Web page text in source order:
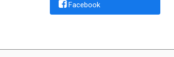
Facebook